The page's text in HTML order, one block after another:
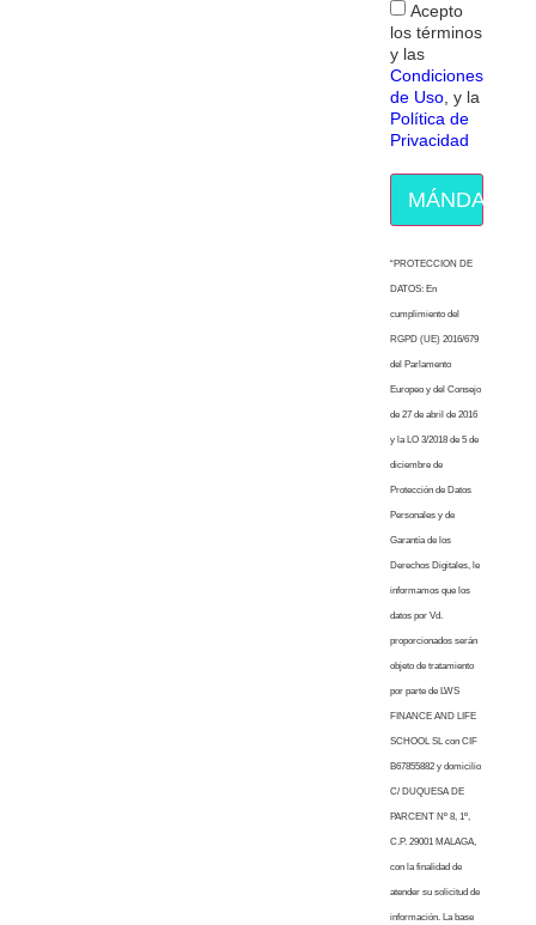
Acepto
los términos
y las
Condiciones
de Uso, y la
Política de
Privacidad
MÁNDAME
“PROTECCION DE
DATOS: En
cumplimiento del
RGPD (UE) 2016/679
del Parlamento
Europeo y del Consejo
de 27 de abril de 2016
y la LO 3/2018 de 5 de
diciembre de
Protección de Datos
Personales y de
Garantía de los
Derechos Digitales, le
informamos que los
datos por Vd.
proporcionados serán
objeto de tratamiento
por parte de LWS
FINANCE AND LIFE
SCHOOL SL con CIF
B67855882 y domicilio
C/ DUQUESA DE
PARCENT Nº 8, 1º,
C.P. 29001 MALAGA,
con la finalidad de
atender su solicitud de
información. La base